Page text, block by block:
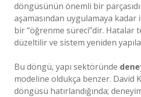
döngüsünün önemli bir
aşamasından uygulamaya kadar
bir “öğrenme süreci”dir. Hatalar
düzeltilir ve sistem yeniden
Bu döngü, yapı sektöründe
modeline oldukça benzer. David
döngüsü hatırlandığında;